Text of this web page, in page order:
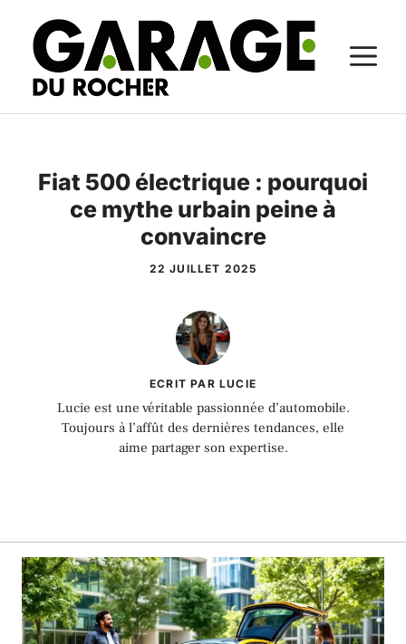
contenu
Fiat 500 électrique : pourquoi
ce mythe urbain peine à
convaincre
22 JUILLET 2025
ECRIT PAR LUCIE
Lucie est une véritable passionnée d’automobile.
Toujours à l’affût des dernières tendances, elle
aime partager son expertise.